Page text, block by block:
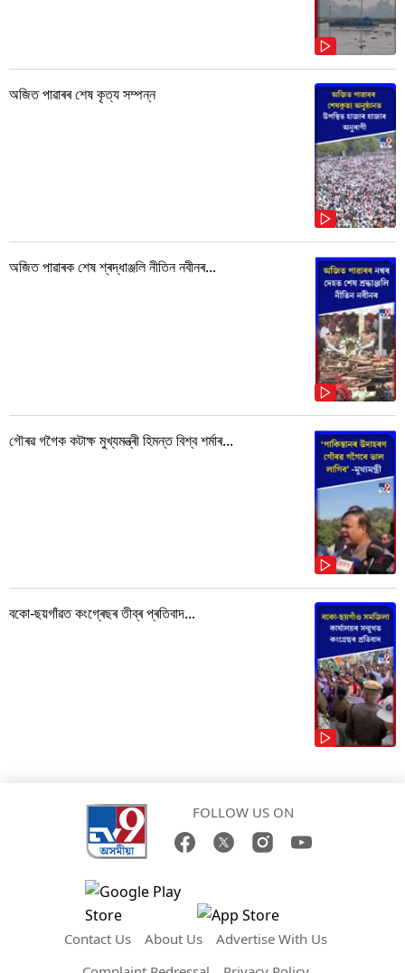
অজিত পাৱাৰৰ শেষ কৃত্য সম্পন্ন
অজিত পাৱাৰক শেষ শ্ৰদ্ধাঞ্জলি নীতিন নবীনৰ...
গৌৰৱ গগৈক কটাক্ষ মুখ্যমন্ত্ৰী হিমন্ত বিশ্ব শৰ্মাৰ...
বকো-ছয়গাঁৱত কংগ্ৰেছৰ তীব্ৰ প্ৰতিবাদ...
FOLLOW US ON
Contact Us About Us
Advertise With Us